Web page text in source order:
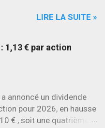
LIRE LA SUITE »
1,13 € par action
annoncé un dividende
pour 2026, en hausse
€ , soit une quatrième